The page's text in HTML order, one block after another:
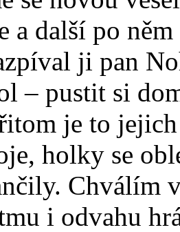
a další po
ji pan
– pustit si
je to
holky se
Chválím
i odvahu